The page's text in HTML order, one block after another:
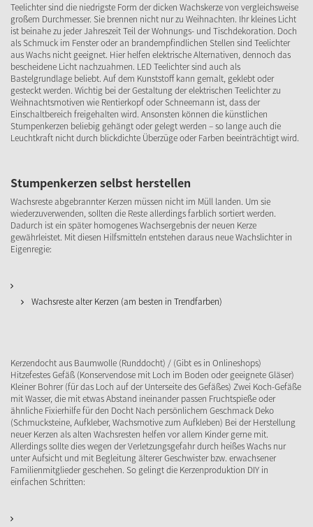
Teelichter sind die niedrigste Form der dicken Wachskerze von vergleichsweise
großem Durchmesser. Sie brennen nicht nur zu Weihnachten. Ihr kleines Licht
ist beinahe zu jeder Jahreszeit Teil der Wohnungs- und Tischdekoration. Doch
als Schmuck im Fenster oder an brandempfindlichen Stellen sind Teelichter
aus Wachs nicht geeignet. Hier helfen elektrische Alternativen, dennoch das
bescheidene Licht nachzuahmen. LED Teelichter sind auch als
Bastelgrundlage beliebt. Auf dem Kunststoff kann gemalt, geklebt oder
gesteckt werden. Wichtig bei der Gestaltung der elektrischen Teelichter zu
Weihnachtsmotiven wie Rentierkopf oder Schneemann ist, dass der
Einschaltbereich freigehalten wird. Ansonsten können die künstlichen
Stumpenkerzen beliebig gehängt oder gelegt werden – so lange auch die
Leuchtkraft nicht durch blickdichte Überzüge oder Farben beeinträchtigt wird.
Stumpenkerzen selbst herstellen
Wachsreste abgebrannter Kerzen müssen nicht im Müll landen. Um sie
wiederzuverwenden, sollten die Reste allerdings farblich sortiert werden.
Dadurch ist ein später homogenes Wachsergebnis der neuen Kerze
gewährleistet. Mit diesen Hilfsmitteln entstehen daraus neue Wachslichter in
Eigenregie:
Wachsreste alter Kerzen (am besten in Trendfarben)
Kerzendocht aus Baumwolle (Runddocht) / (Gibt es in Onlineshops)
Hitzefestes Gefäß (Konservendose mit Loch im Boden oder geeignete Gläser)
Kleiner Bohrer (für das Loch auf der Unterseite des Gefäßes) Zwei Koch-Gefäße
mit Wasser, die mit etwas Abstand ineinander passen Fruchtspieße oder
ähnliche Fixierhilfe für den Docht Nach persönlichem Geschmack Deko
(Schmucksteine, Aufkleber, Wachsmotive zum Aufkleben) Bei der Herstellung
neuer Kerzen als alten Wachsresten helfen vor allem Kinder gerne mit.
Allerdings sollte dies wegen der Verletzungsgefahr durch heißes Wachs nur
unter Aufsicht und mit Begleitung älterer Geschwister bzw. erwachsener
Familienmitglieder geschehen. So gelingt die Kerzenproduktion DIY in
einfachen Schritten: